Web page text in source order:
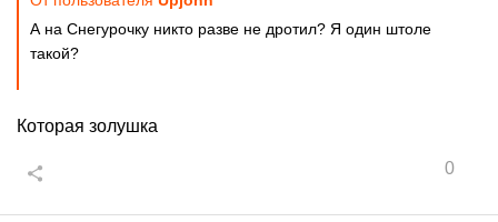
А на Снегурочку никто разве не дротил? Я один штоле
такой?
Которая золушка
0